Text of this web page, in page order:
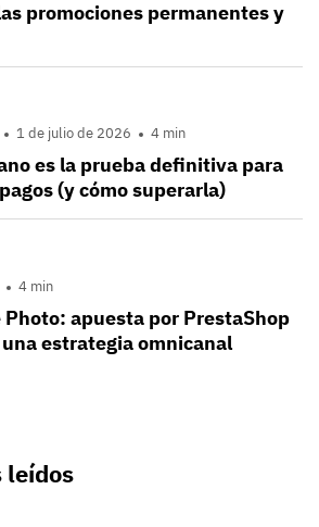
promociones permanentes y
1 de julio de 2026 4 min
es la prueba definitiva para
(y cómo superarla)
4 min
Photo: apuesta por PrestaShop
estrategia omnicanal
leídos